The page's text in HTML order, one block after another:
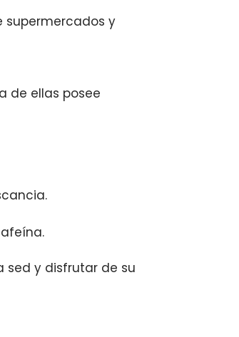
supermercados y
de ellas posee
sed y disfrutar de su